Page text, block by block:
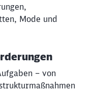
Mode und
– von